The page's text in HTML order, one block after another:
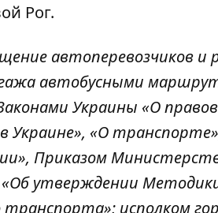
Рог.
автоперевозчиков и
автобусными
Украины «О
Украине», «О
Приказом
утверждении
транспорта»; исполком